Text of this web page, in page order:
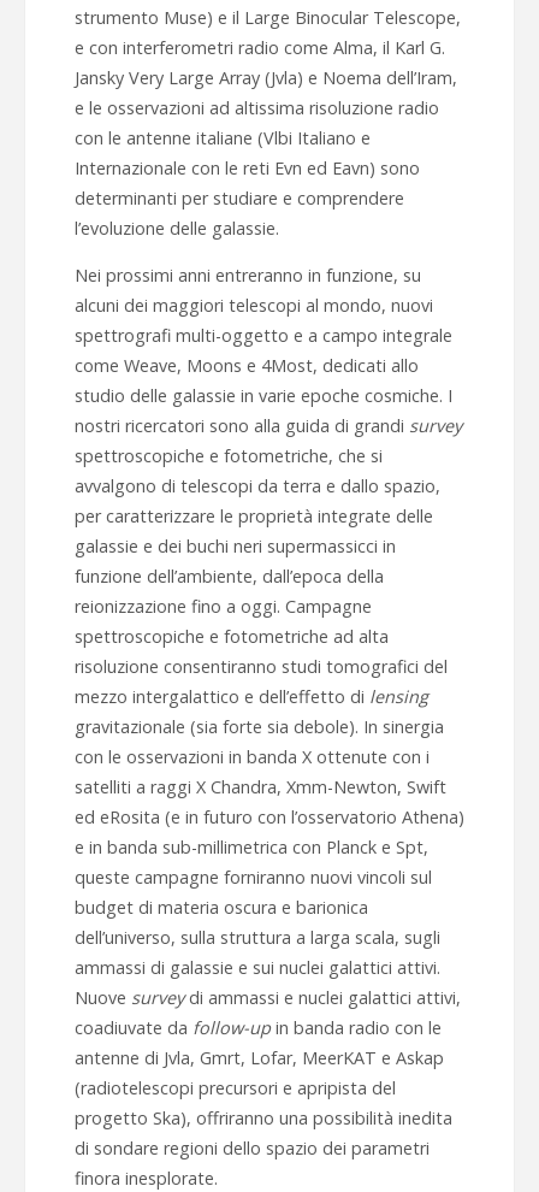
strumento Muse) e il Large Binocular Telescope,
e con interferometri radio come Alma, il Karl G.
Jansky Very Large Array (Jvla) e Noema dell’Iram,
e le osservazioni ad altissima risoluzione radio
con le antenne italiane (Vlbi Italiano e
Internazionale con le reti Evn ed Eavn) sono
determinanti per studiare e comprendere
l’evoluzione delle galassie.
Nei prossimi anni entreranno in funzione, su
alcuni dei maggiori telescopi al mondo, nuovi
spettrografi multi-oggetto e a campo integrale
come Weave, Moons e 4Most, dedicati allo
studio delle galassie in varie epoche cosmiche. I
nostri ricercatori sono alla guida di grandi survey
spettroscopiche e fotometriche, che si
avvalgono di telescopi da terra e dallo spazio,
per caratterizzare le proprietà integrate delle
galassie e dei buchi neri supermassicci in
funzione dell’ambiente, dall’epoca della
reionizzazione fino a oggi. Campagne
spettroscopiche e fotometriche ad alta
risoluzione consentiranno studi tomografici del
mezzo intergalattico e dell’effetto di lensing
gravitazionale (sia forte sia debole). In sinergia
con le osservazioni in banda X ottenute con i
satelliti a raggi X Chandra, Xmm-Newton, Swift
ed eRosita (e in futuro con l’osservatorio Athena)
e in banda sub-millimetrica con Planck e Spt,
queste campagne forniranno nuovi vincoli sul
budget di materia oscura e barionica
dell’universo, sulla struttura a larga scala, sugli
ammassi di galassie e sui nuclei galattici attivi.
Nuove surveydi ammassi e nuclei galattici attivi,
coadiuvate da follow-upin banda radio con le
antenne di Jvla, Gmrt, Lofar, MeerKAT e Askap
(radiotelescopi precursori e apripista del
progetto Ska), offriranno una possibilità inedita
di sondare regioni dello spazio dei parametri
finora inesplorate.